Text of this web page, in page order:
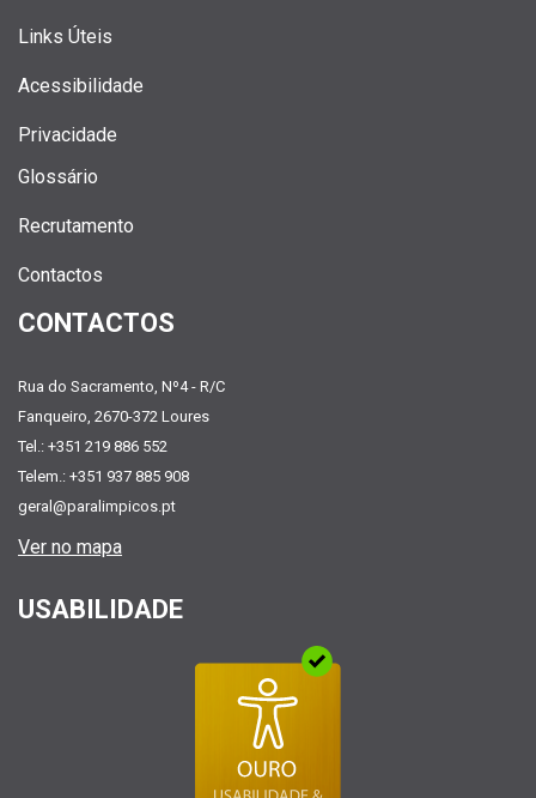
Links Úteis
Acessibilidade
Privacidade
Glossário
Recrutamento
Contactos
CONTACTOS
Rua do Sacramento, Nº4 - R/C
Fanqueiro, 2670-372 Loures
Tel.: +351 219 886 552
Telem.: +351 937 885 908
geral@paralimpicos.pt
Ver no mapa
USABILIDADE